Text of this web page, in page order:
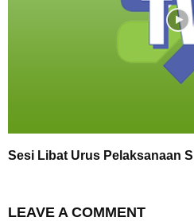
Sesi Libat Urus Pelaksanaan
LEAVE A COMMENT